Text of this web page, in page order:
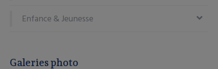
Enfance & Jeunesse
Galeries photo